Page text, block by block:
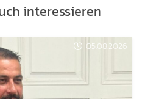
interessieren
05.08.2026